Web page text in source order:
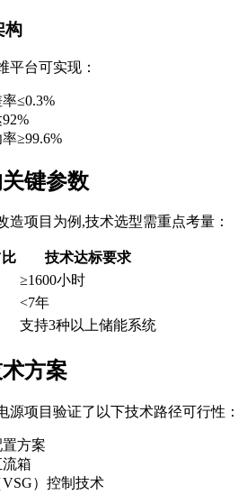
构
平台可实现：
≤0.3%
≥99.6%
键参数
造项目为例,技术选型需重点考量：
技术达标要求
≥1600小时
<7年
支持3种以上储能系统
方案
源项目验证了以下技术路径可行性：
方案
箱
）控制技术